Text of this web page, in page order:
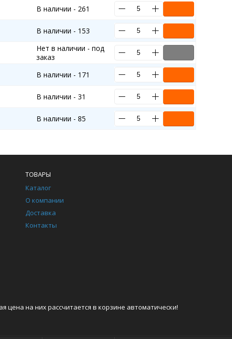
В наличии - 261
В наличии - 153
Нет в наличии - под
заказ
В наличии - 171
В наличии - 31
В наличии - 85
ТОВАРЫ
Каталог
О компании
Доставка
Контакты
на них рассчитается в корзине автоматически!